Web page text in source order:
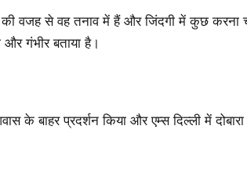
की वजह से वह तनाव में हैं और जिंदगी में कुछ
गंभीर बताया है।
के बाहर प्रदर्शन किया और एम्स दिल्ली में दोबारा